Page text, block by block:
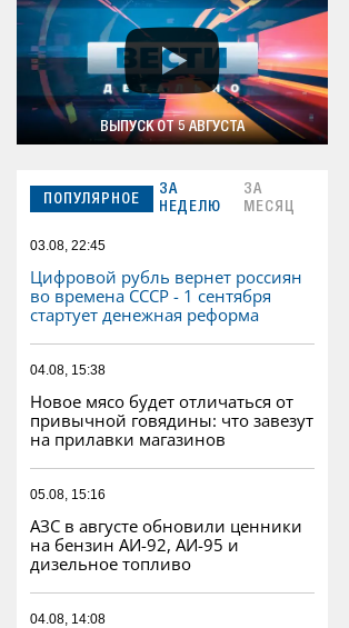
ВЫПУСК ОТ 5 АВГУСТА
ПОПУЛЯРНОЕ
ЗА
НЕДЕЛЮ
ЗА
МЕСЯЦ
03.08, 22:45
Цифровой рубль вернет россиян
во времена СССР - 1 сентября
стартует денежная реформа
04.08, 15:38
Новое мясо будет отличаться от
привычной говядины: что завезут
на прилавки магазинов
05.08, 15:16
АЗС в августе обновили ценники
на бензин АИ-92, АИ-95 и
дизельное топливо
04.08, 14:08